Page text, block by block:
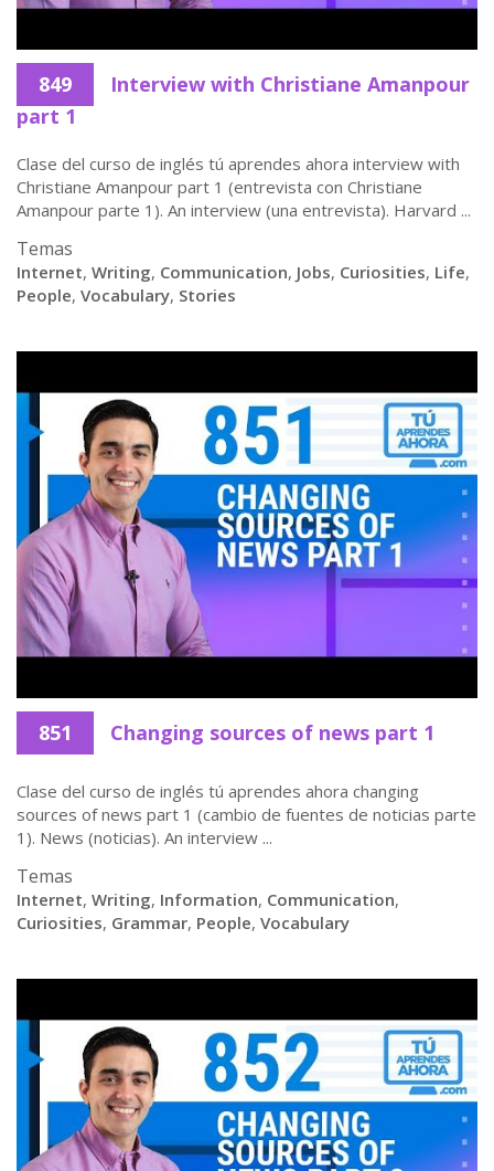
849
Interview with Christiane Amanpour
part 1
Clase del curso de inglés tú aprendes ahora interview with
Christiane Amanpour part 1 (entrevista con Christiane
Amanpour parte 1). An interview (una entrevista). Harvard ...
Temas
Internet, Writing, Communication, Jobs, Curiosities, Life,
People, Vocabulary, Stories
851 Changing sources of news part 1
Clase del curso de inglés tú aprendes ahora changing
sources of news part 1 (cambio de fuentes de noticias parte
1). News (noticias). An interview ...
Temas
Internet, Writing, Information, Communication,
Curiosities, Grammar, People, Vocabulary